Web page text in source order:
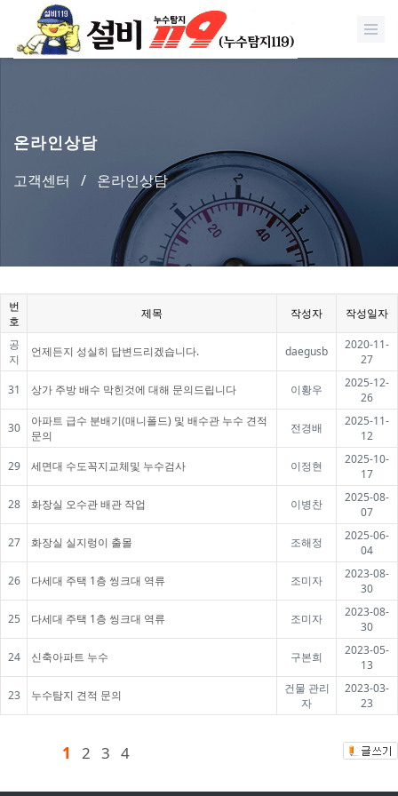
온라인상담
고객센터 / 온라인상담
번
호
제목 작성자 작성일자
공
지
언제든지 성실히 답변드리겠습니다. daegusb
2020-11-
27
31
상가 주방 배수 막힌것에 대해 문의드립니다 이황우
2025-12-
26
30
아파트 급수 분배기(매니폴드) 및 배수관 누수 견적
문의
전경배
2025-11-
12
29
세면대 수도꼭지교체및 누수검사 이정현
2025-10-
17
28
화장실 오수관 배관 작업 이병찬
2025-08-
07
27
화장실 실지렁이 출몰 조해정
2025-06-
04
26
다세대 주택 1층 씽크대 역류 조미자
2023-08-
30
25
다세대 주택 1층 씽크대 역류 조미자
2023-08-
30
24
신축아파트 누수 구본희
2023-05-
13
23
누수탐지 견적 문의
건물 관리
자
2023-03-
23
1 2 3 4